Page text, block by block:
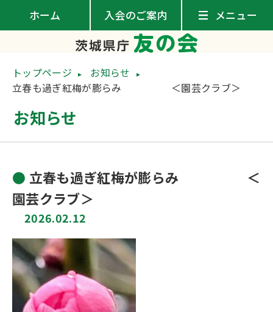
ホーム 入会のご案内
トップページ
お知らせ
立春も過ぎ紅梅が膨らみ ＜園芸クラブ＞
お知らせ
立春も過ぎ紅梅が膨らみ ＜
園芸クラブ＞
2026.02.12